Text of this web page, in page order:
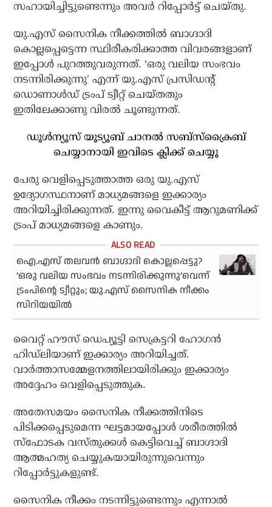
സഹായിച്ചിട്ടുണ്ടെന്നും അവര്‍ റിപ്പോര്‍ട്ട് ചെയ്തു.
യു.എസ് സൈനിക നീക്കത്തില്‍ ബാഗ്ദാദി
കൊല്ലപ്പെട്ടെന്ന സ്ഥിരീകരിക്കാത്ത വിവരങ്ങളാണ്
ഇപ്പോള്‍ പുറത്തുവരുന്നത്. ‘ഒരു വലിയ സംഭവം
നടന്നിരിക്കുന്നു’ എന്ന് യു.എസ് പ്രസിഡന്റ്
ഡൊണാള്‍ഡ് ട്രംപ് ട്വീറ്റ് ചെയ്തതും
ഇതിലേക്കാണു വിരല്‍ ചൂണ്ടുന്നത്.
ഡൂൾന്യൂസ് യൂട്യൂബ് ചാനൽ സബ്സ്ക്രൈബ്
ചെയ്യാനായി ഇവിടെ ക്ലിക്ക് ചെയ്യൂ
പേരു വെളിപ്പെടുത്താത്ത ഒരു യു.എസ്
ഉദ്യോഗസ്ഥനാണ് മാധ്യമങ്ങളെ ഇക്കാര്യം
അറിയിച്ചിരിക്കുന്നത്. ഇന്നു വൈകീട്ട് ആറുമണിക്ക്
ട്രംപ് മാധ്യമങ്ങളെ കാണും.
ഐ.എസ് തലവന്‍ ബാഗ്ദാദി കൊല്ലപ്പെട്ടു?
‘ഒരു വലിയ സംഭവം നടന്നിരിക്കുന്നു’വെന്ന്
ട്രംപിന്റെ ട്വീറ്റും; യു.എസ് സൈനിക നീക്കം
സിറിയയില്‍
വൈറ്റ് ഹൗസ് ഡെപ്യൂട്ടി സെക്രട്ടറി ഹോഗന്‍
ഹിഡ്ലിയാണ് ഇക്കാര്യം അറിയിച്ചത്.
വാര്‍ത്താസമ്മേളനത്തിലായിരിക്കും ഇക്കാര്യം
അദ്ദേഹം വെളിപ്പെടുത്തുക.
അതേസമയം സൈനിക നീക്കത്തിനിടെ
പിടിക്കപ്പെടുമെന്ന ഘട്ടമായപ്പോള്‍ ശരീരത്തില്‍
സ്ഫോടക വസ്തുക്കള്‍ കെട്ടിവെച്ച് ബാഗ്ദാദി
ആത്മഹത്യ ചെയ്യുകയായിരുന്നുവെന്നും
റിപ്പോര്‍ട്ടുകളുണ്ട്.
സൈനിക നീക്കം നടന്നിട്ടുണ്ടെന്നും എന്നാല്‍